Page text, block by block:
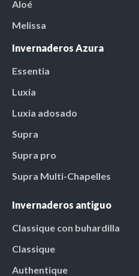
Aloé
Melissa
Invernaderos Azura
Essentia
Luxia
Luxia adosado
Supra
Supra pro
Supra Multi-Chapelles
Invernaderos antiguo
Classique con buhardilla
Classique
Authentique